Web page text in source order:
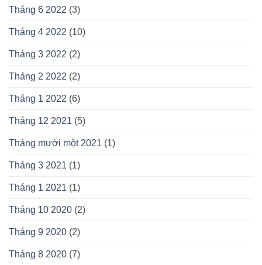
Tháng 6 2022 (3)
Tháng 4 2022 (10)
Tháng 3 2022 (2)
Tháng 2 2022 (2)
Tháng 1 2022 (6)
Tháng 12 2021 (5)
Tháng mười một 2021 (1)
Tháng 3 2021 (1)
Tháng 1 2021 (1)
Tháng 10 2020 (2)
Tháng 9 2020 (2)
Tháng 8 2020 (7)